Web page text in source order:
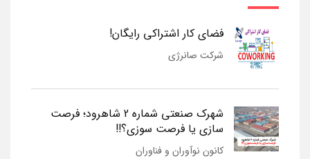
فضای کار اشتراکی رایگان!
شرکت صانرژی
شهرک صنعتی شماره 2 شاهرود؛ فرصت
سازی یا فرصت سوزی؟!!
کانون نوآوران و فناوران